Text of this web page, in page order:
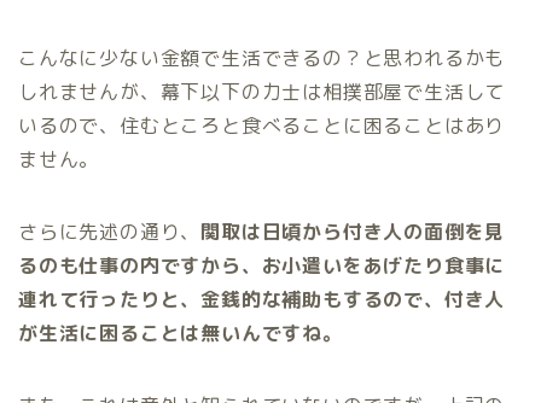
こんなに少ない金額で生活できるの？と思われるかも
しれませんが、幕下以下の力士は相撲部屋で生活して
いるので、住むところと食べることに困ることはあり
ません。
さらに先述の通り、 関取は日頃から付き人の面倒を見
るのも仕事の内ですから、お小遣いをあげたり食事に
連れて行ったりと、金銭的な補助もするので、付き人
が生活に困ることは無いんですね。